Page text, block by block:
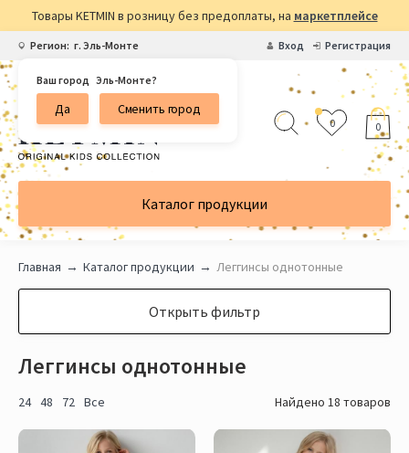
Товары KETMIN в розницу без предоплаты, на маркетплейсе
Регион: г. Эль-Монте
Ваш город Эль-Монте?
Да Сменить город
Вход Регистрация
0 0
Каталог продукции
Главная Каталог продукции Леггинсы однотонные
Открыть фильтр
Леггинсы однотонные
24 48 72 Все Найдено 18 товаров